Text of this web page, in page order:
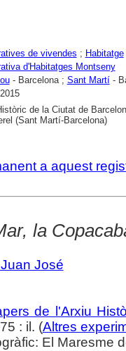
de vivendes ; Habitatge
d'Habitatges Montseny
- Barcelona ; Sant Martí-
de la Ciutat de
(Sant Martí-Barcelona)
a aquest
la
José
de l'Arxiu
: il. (Altres
El Maresme